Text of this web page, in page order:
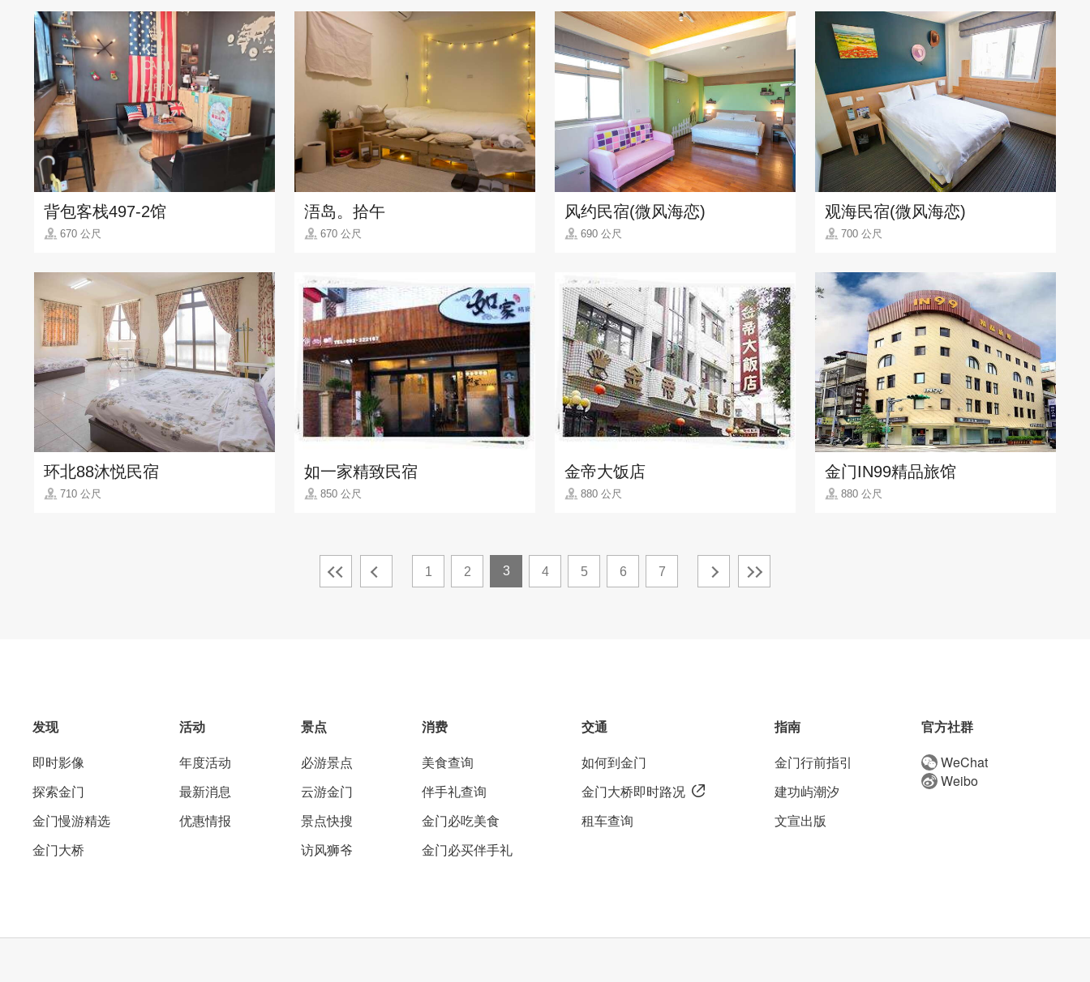
背包客栈497-2馆
670 公尺
浯岛。拾午
670 公尺
风约民宿(微风海恋)
690 公尺
观海民宿(微风海恋)
700 公尺
环北88沐悦民宿
710 公尺
如一家精致民宿
850 公尺
金帝大饭店
880 公尺
金门IN99精品旅馆
880 公尺
1 2 3 4 5 6 7
发现
即时影像
探索金门
金门慢游精选
金门大桥
活动
年度活动
最新消息
优惠情报
景点
必游景点
云游金门
景点快搜
访风狮爷
消费
美食查询
伴手礼查询
金门必吃美食
金门必买伴手礼
交通
如何到金门
金门大桥即时路况
租车查询
指南
金门行前指引
建功屿潮汐
文宣出版
官方社群
WeChat
Weibo